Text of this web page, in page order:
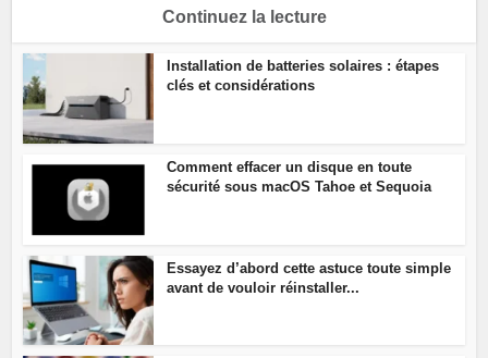
Continuez la lecture
Installation de batteries solaires : étapes
clés et considérations
Comment effacer un disque en toute
sécurité sous macOS Tahoe et Sequoia
Essayez d’abord cette astuce toute simple
avant de vouloir réinstaller...